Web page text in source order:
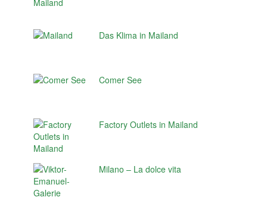
Das Klima in Mailand
Comer See
Factory Outlets in Mailand
Milano – La dolce vita